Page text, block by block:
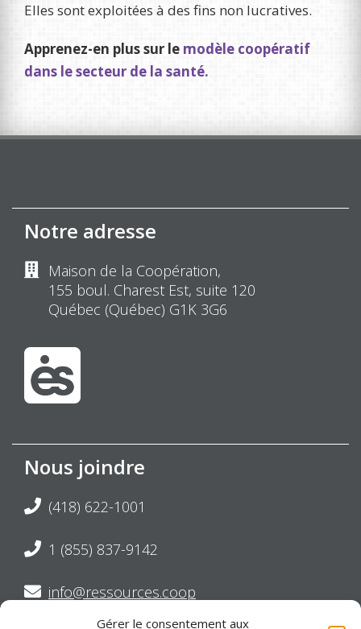
Gérer le consentement aux
Elles sont exploitées à des fins non lucratives.
Apprenez-en plus sur le modèle coopératif
dans le secteur de la santé.
Notre adresse
Maison de la Coopération,
155 boul. Charest Est, suite 120
Québec (Québec) G1K 3G6
Nous joindre
(418) 622-1001
1 (855) 837-9142
info@ressources.coop